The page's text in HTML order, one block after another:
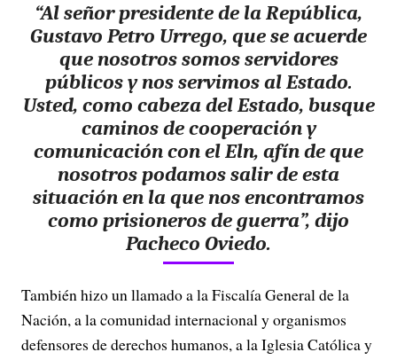
“Al señor presidente de la República,
Gustavo Petro Urrego, que se acuerde
que nosotros somos servidores
públicos y nos servimos al Estado.
Usted, como cabeza del Estado, busque
caminos de cooperación y
comunicación con el Eln, afín de que
nosotros podamos salir de esta
situación en la que nos encontramos
como prisioneros de guerra”, dijo
Pacheco Oviedo.
También hizo un llamado a la Fiscalía General de la
Nación, a la comunidad internacional y organismos
defensores de derechos humanos, a la Iglesia Católica y